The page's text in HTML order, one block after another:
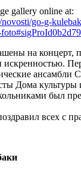
gallery online at:
go-g-
на концерт,
ансамбли
Дома культуры
был
всех с